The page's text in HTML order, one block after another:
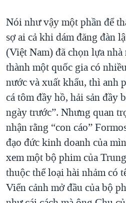
Nói như vậy một phần để
sợ ai cả khi dám đăng đàn
(Việt Nam) đã chọn lựa
thành một quốc gia có
nước và xuất khẩu, thì anh
cá tôm đầy hồ, hải sản đầy
ngày trước”. Nhưng quan
nhận rằng “con cáo”
đạo đức kinh doanh của
xem một bộ phim của
thuộc thể loại hài nhảm có
Viển cảnh mở đầu của bộ